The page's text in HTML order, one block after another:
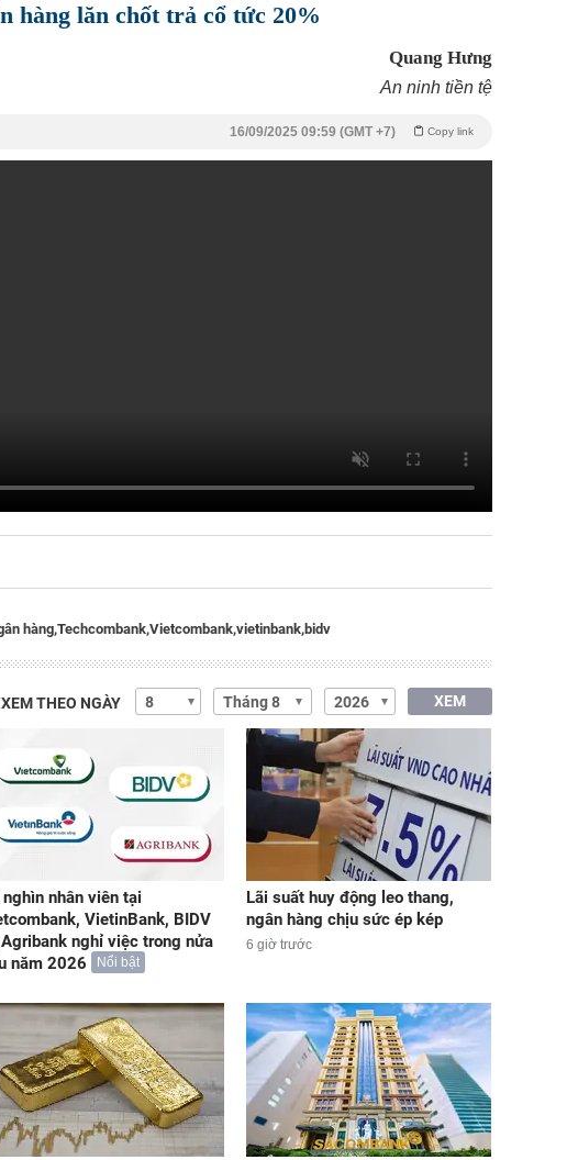
hàng lăn chốt trả cổ tức 20%
Quang Hưng
An ninh tiền tệ
Copy link
16/09/2025 09:59 (GMT +7)
hàng,Techcombank,Vietcombank,vietinbank,bidv
XEM THEO NGÀY XEM
nghìn nhân viên tại
VietinBank, BIDV
nghỉ việc trong nửa
năm 2026
Nổi bật
Lãi suất huy động leo thang,
ngân hàng chịu sức ép kép
6 giờ trước